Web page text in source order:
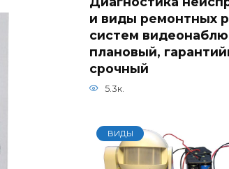
и виды ремонтных
систем
плановый,
срочный
5.3к.
ВИДЫ